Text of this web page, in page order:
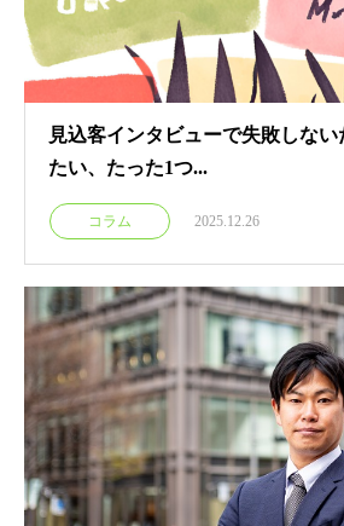
見込客インタビューで失敗しな
たい、たった1つ...
コラム 2025.12.26